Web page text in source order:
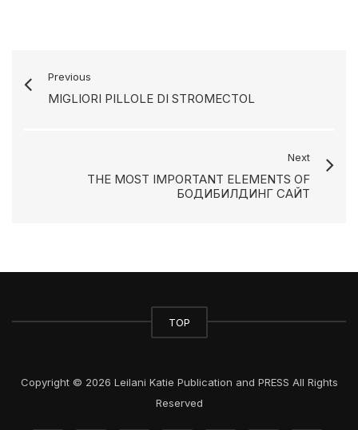
Previous
MIGLIORI PILLOLE DI STROMECTOL
Next
THE MOST IMPORTANT ELEMENTS OF
БОДИБИЛДИНГ САЙТ
TOP
Copyright © 2026 Leilani Katie Publication and PRESS All Rights
Reserved